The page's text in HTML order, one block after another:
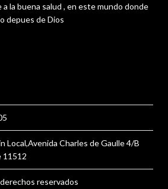
a la buena salud , en este mundo donde
depues de Dios
Local,Avenida Charles de Gaulle 4/B
11512
reservados